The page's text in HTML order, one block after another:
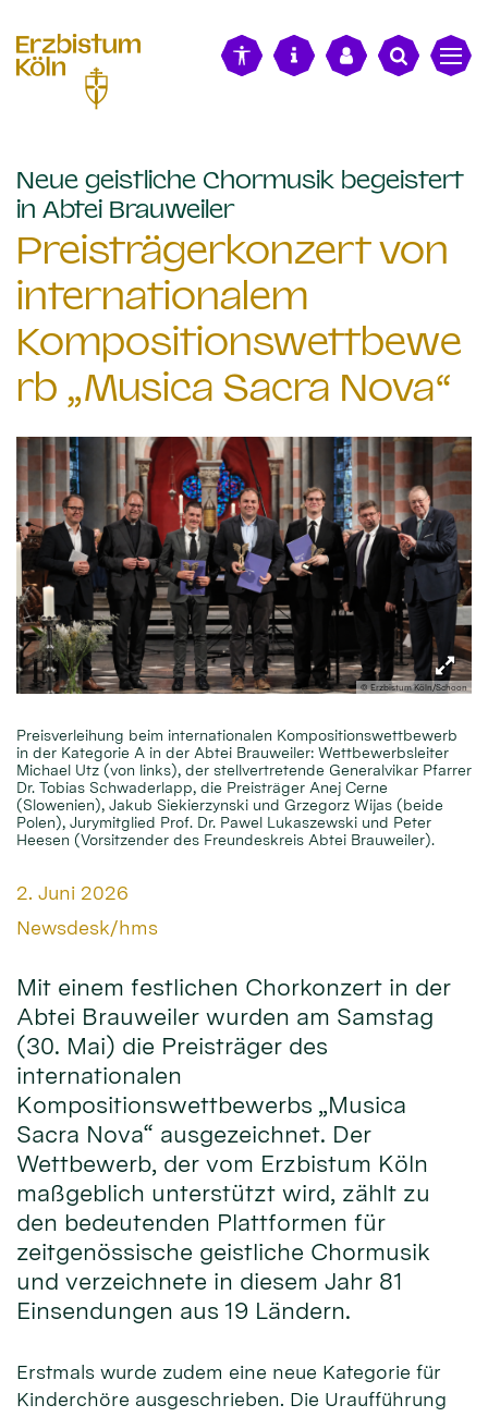
Neue geistliche Chormusik begeistert
in Abtei Brauweiler:
Preisträgerkonzert von
internationalem
Kompositionswettbewe
rb „Musica Sacra Nova“
© Erzbistum Köln/Schoon
Preisverleihung beim internationalen Kompositionswettbewerb
in der Kategorie A in der Abtei Brauweiler: Wettbewerbsleiter
Michael Utz (von links), der stellvertretende Generalvikar Pfarrer
Dr. Tobias Schwaderlapp, die Preisträger Anej Cerne
(Slowenien), Jakub Siekierzynski und Grzegorz Wijas (beide
Polen), Jurymitglied Prof. Dr. Pawel Lukaszewski und Peter
Heesen (Vorsitzender des Freundeskreis Abtei Brauweiler).
Datum:
2. Juni 2026
Von:
Newsdesk/hms
Mit einem festlichen Chorkonzert in der
Abtei Brauweiler wurden am Samstag
(30. Mai) die Preisträger des
internationalen
Kompositionswettbewerbs „Musica
Sacra Nova“ ausgezeichnet. Der
Wettbewerb, der vom Erzbistum Köln
maßgeblich unterstützt wird, zählt zu
den bedeutenden Plattformen für
zeitgenössische geistliche Chormusik
und verzeichnete in diesem Jahr 81
Einsendungen aus 19 Ländern.
Erstmals wurde zudem eine neue Kategorie für
Kinderchöre ausgeschrieben. Die Uraufführung